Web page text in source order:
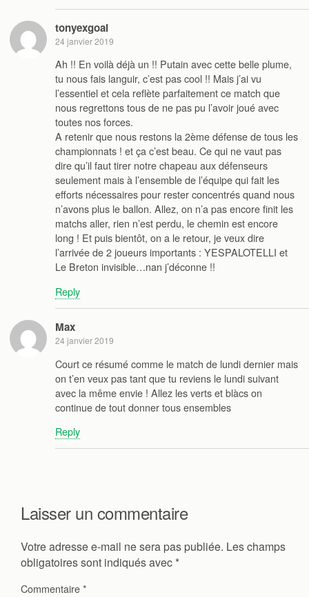
tonyexgoal
24 janvier 2019
Ah !! En voilà déjà un !! Putain avec cette belle plume,
tu nous fais languir, c’est pas cool !! Mais j’ai vu
l’essentiel et cela reflète parfaitement ce match que
nous regrettons tous de ne pas pu l’avoir joué avec
toutes nos forces.
A retenir que nous restons la 2ème défense de tous les
championnats ! et ça c’est beau. Ce qui ne vaut pas
dire qu’il faut tirer notre chapeau aux défenseurs
seulement mais à l’ensemble de l’équipe qui fait les
efforts nécessaires pour rester concentrés quand nous
n’avons plus le ballon. Allez, on n’a pas encore finit les
matchs aller, rien n’est perdu, le chemin est encore
long ! Et puis bientôt, on a le retour, je veux dire
l’arrivée de 2 joueurs importants : YESPALOTELLI et
Le Breton invisible…nan j’déconne !!
Reply
Max
24 janvier 2019
Court ce résumé comme le match de lundi dernier mais
on t’en veux pas tant que tu reviens le lundi suivant
avec la même envie ! Allez les verts et blàcs on
continue de tout donner tous ensembles
Reply
Laisser un commentaire
Votre adresse e-mail ne sera pas publiée. Les champs
obligatoires sont indiqués avec *
Commentaire*